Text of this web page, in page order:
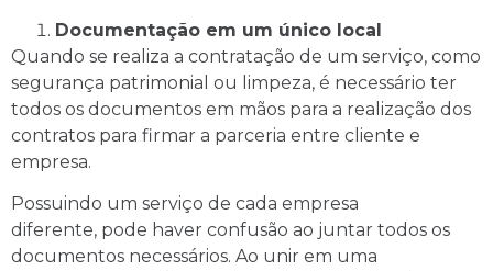
Documentação em um único local
Quando se realiza a contratação de um serviço, como
segurança patrimonial ou limpeza, é necessário ter
todos os documentos em mãos para a realização dos
contratos para firmar a parceria entre cliente e
empresa.
Possuindo um serviço de cada empresa
diferente, pode haver confusão ao juntar todos os
documentos necessários. Ao unir em uma